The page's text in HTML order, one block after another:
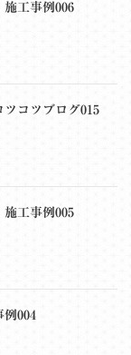
工事例006
コツブログ015
工事例005
004